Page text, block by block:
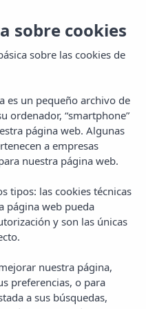
informa els usuaris
sobre cookies
sobre las cookies de
es un pequeño archivo de
ordenador, “smartphone”
página web. Algunas
a empresas
nuestra página web.
tipos: las cookies técnicas
página web pueda
y son las únicas
nuestra página,
preferencias, o para
a sus búsquedas,